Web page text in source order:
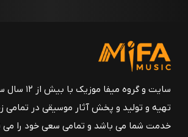
آخرش قشنگه
کامرون کارتیو
کامرون کارتیو
هوار هوار
کامرون کارتیو
سایت و گروه
تهیه و تولید و پخش آثار موسیقی در تمامی
خدمت شما می باشد و تمامی سعی خود را می